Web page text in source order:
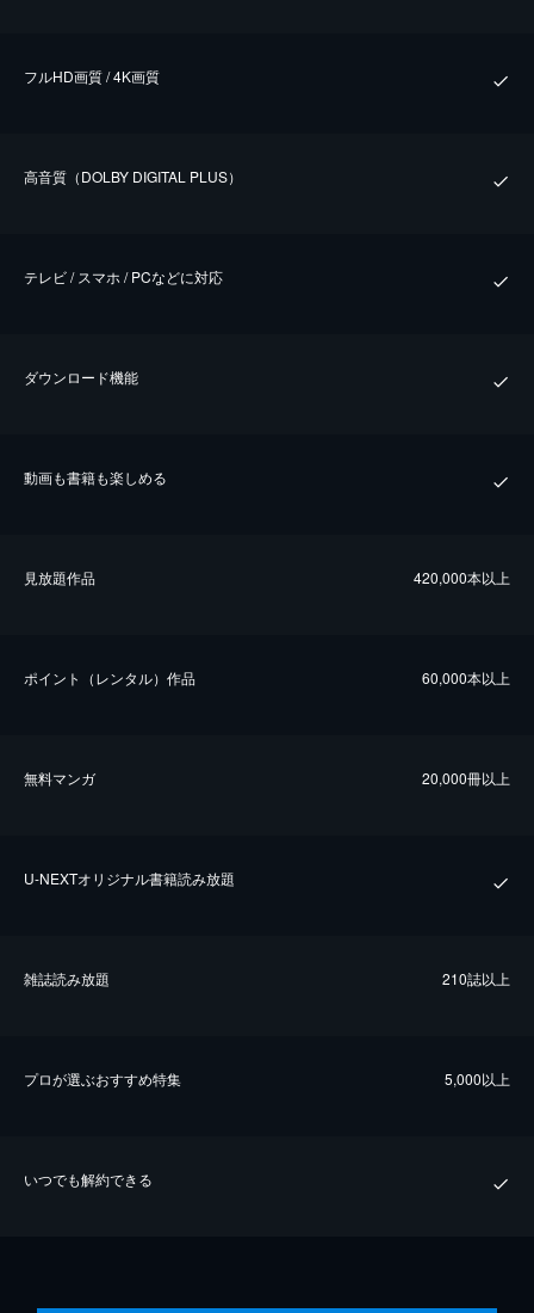
フルHD画質 / 4K画質
⾼⾳質（DOLBY DIGITAL PLUS）
テレビ / スマホ / PCなどに対応
ダウンロード機能
動画も書籍も楽しめる
⾒放題作品 420,000本以上
ポイント（レンタル）作品 60,000本以上
無料マンガ 20,000冊以上
U-NEXTオリジナル書籍読み放題
雑誌読み放題 210誌以上
プロが選ぶおすすめ特集 5,000以上
いつでも解約できる